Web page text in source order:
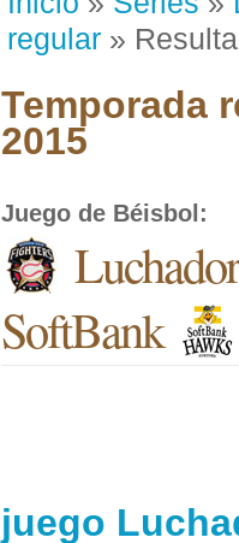
regular »
Temporada
2015
Juego de Béisbol :
SoftBank
juego